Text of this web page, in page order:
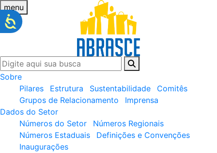
menu
Sobre
Pilares
Estrutura Sustentabilidade
Comitês
Grupos de Relacionamento
Imprensa
Dados do Setor
Números do Setor
Números Regionais
Números Estaduais
Definições e Convenções
Inaugurações